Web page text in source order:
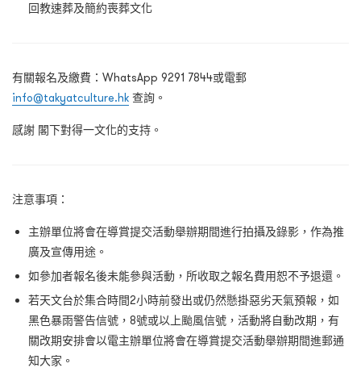
回教速葬及簡約喪葬文化
有關報名及繳費：WhatsApp 9291 7844或電郵
info@takyatculture.hk 查詢。
感謝 閣下對得一文化的支持。
注意事項：
主辦單位將會在導賞提交活動舉辦期間進行拍攝及錄影，作為推
廣及宣傳用途。
如參加者報名後未能參與活動，所收取之報名費用恕不予退還。
若天文台於集合時間2小時前發出或仍然懸掛惡劣天氣預報，如
黑色暴雨警告信號，8號或以上颱風信號，活動將自動改期，有
關改期安排會以電主辦單位將會在導賞提交活動舉辦期間進郵通
知大家。